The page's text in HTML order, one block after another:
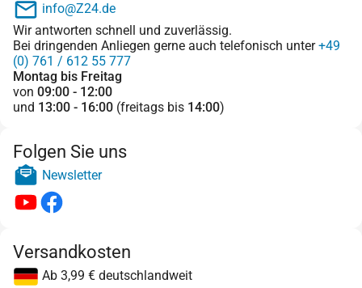
info@Z24.de
Wir antworten schnell und zuverlässig.
Bei dringenden Anliegen gerne auch telefonisch unter+49
(0) 761 / 612 55 777
Montag bis Freitag
von 09:00 - 12:00
und 13:00 - 16:00 (freitags bis 14:00)
Folgen Sie uns
Newsletter
Versandkosten
Ab 3,99 € deutschlandweit